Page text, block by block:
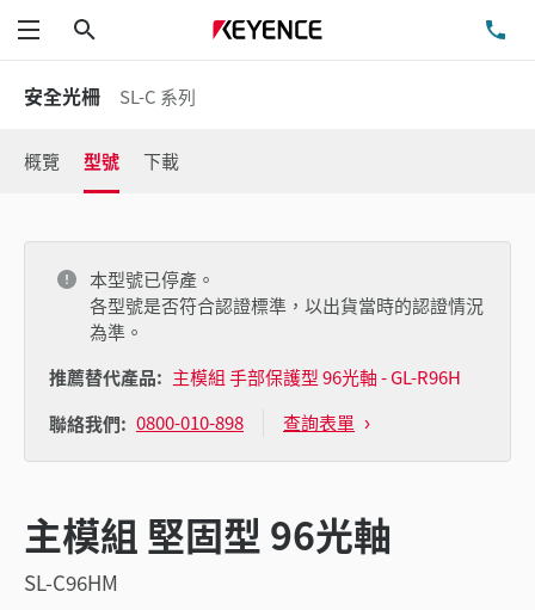
功能表
安全光柵 SL-C 系列
概覽 型號 下載
本型號已停產。
各型號是否符合認證標準，以出貨當時的認證情況
為準。
推薦替代產品: 主模組 手部保護型 96光軸 - GL-R96H
聯絡我們: 0800-010-898 查詢表單
主模組 堅固型 96光軸
SL-C96HM